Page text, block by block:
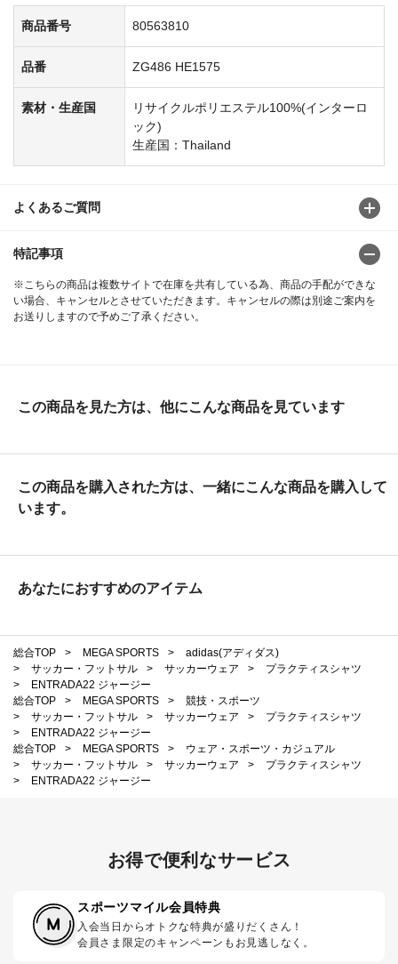
商品番号 80563810
品番 ZG486 HE1575
素材・生産国
リサイクルポリエステル100%(インターロ
ック)
生産国：Thailand
よくあるご質問
特記事項
※こちらの商品は複数サイトで在庫を共有している為、商品の手配ができな
い場合、キャンセルとさせていただきます。キャンセルの際は別途ご案内を
お送りしますので予めご了承ください。
この商品を見た方は、他にこんな商品を見ています
この商品を購入された方は、一緒にこんな商品を購入して
います。
あなたにおすすめのアイテム
総合TOP > MEGA SPORTS >
adidas(アディダス)
>
サッカー・フットサル > サッカーウェア >
プラクティスシャツ
>
ENTRADA22 ジャージー
総合TOP
> MEGA SPORTS >
競技・スポーツ
>
サッカー・フットサル > サッカーウェア >
プラクティスシャツ
>
ENTRADA22 ジャージー
総合TOP
> MEGA SPORTS >
ウェア・スポーツ・カジュアル
>
サッカー・フットサル > サッカーウェア >
プラクティスシャツ
>
ENTRADA22 ジャージー
お得で便利なサービス
スポーツマイル会員特典
入会当日からオトクな特典が盛りだくさん！
会員さま限定のキャンペーンもお見逃しなく。